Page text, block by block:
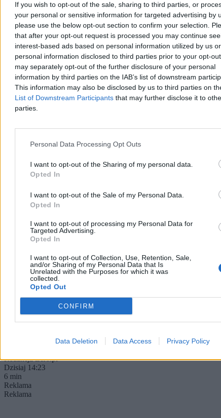
If you wish to opt-out of the sale, sharing to third parties, or
your personal or sensitive information for targeted advertising by
please use the below opt-out section to confirm your selection.
that after your opt-out request is processed you may continue
interest-based ads based on personal information utilized by us or
personal information disclosed to third parties prior to your opt-
may separately opt-out of the further disclosure of your personal
information by third parties on the IAB’s list of downstream
This information may also be disclosed by us to third parties on
List of Downstream Participants that may further disclose it to
parties.
Personal Data Processing Opt Outs
I want to opt-out of the Sharing of my personal data.
Opted In
I want to opt-out of the Sale of my Personal Data.
Opted In
I want to opt-out of processing my Personal Data for
Targeted Advertising.
Opted In
I want to opt-out of Collection, Use, Retention, Sale,
and/or Sharing of my Personal Data that Is
Unrelated with the Purposes for which it was
collected.
Opted Out
CONFIRM
Data Deletion Data Access Privacy Policy
Sprawiedliwości, obu Konfederacji oraz Rozwoju Plus deklarują w
rozmowach z Zero.pl gotowość do negocjacji, istnieje kilka
potencjalnych „ale”. – Nasz Senat oparty jest na dziwacznej
ordynacji wyborczej – mówi Zero.pl prof. Rafał Chwedoruk.
Kasjan Owsianko
Dzisiaj 14:59
7 min
Kraj
Zakupy online stały się systemem. Wygrywają ci,
którzy znają zasady
Zakupy w internecie miały być proste: znaleźć produkt, porównać
cenę, dodać do koszyka i zapłacić. W praktyce coraz częściej
przypominają system małych decyzji, w którym końcowa kwota
zależy nie tylko od ceny widocznej na karcie produktu.
Redakcja Zero.pl
Dzisiaj 14:23
6 min
Reklama
Reklama